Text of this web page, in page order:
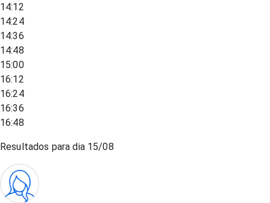
14:12
14:24
14:36
14:48
15:00
16:12
16:24
16:36
16:48
Resultados para dia 15/08